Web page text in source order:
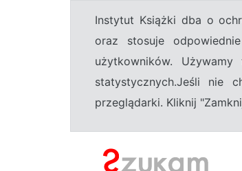
Instytut Książki dba o
oraz stosuje
użytkowników.
statystycznych.Jeśli nie
przeglądarki. Kliknij